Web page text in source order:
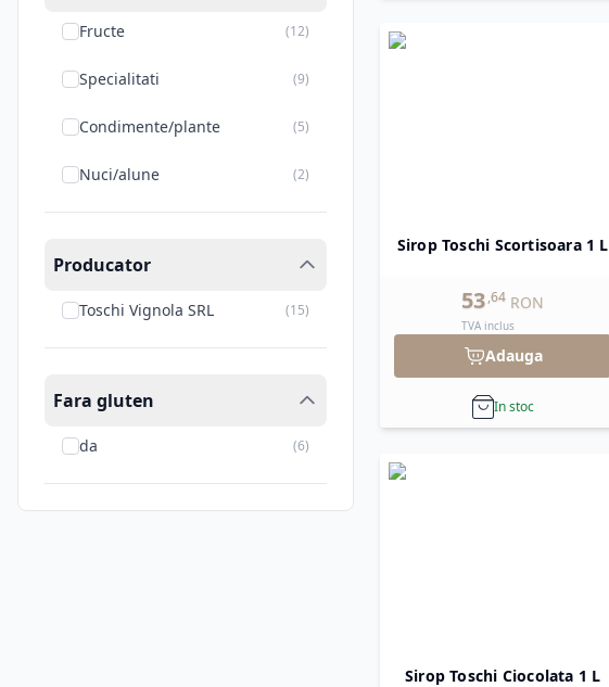
Fructe (12)
Specialitati (9)
Condimente/plante (5)
Nuci/alune (2)
Producator
Toschi Vignola SRL (15)
Fara gluten
da (6)
Sirop Toschi Scortisoara 1 L
53,64 RON
TVA inclus
Adauga
In stoc
Sirop Toschi Ciocolata 1 L